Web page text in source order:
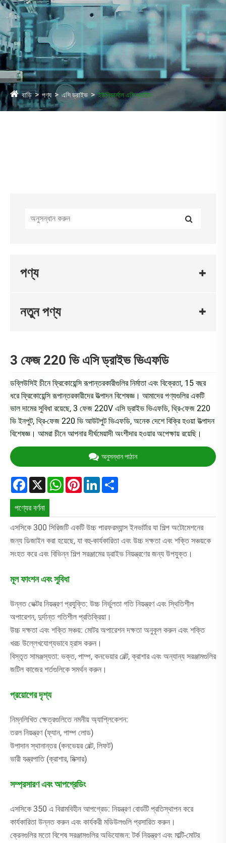
বাড়ি পণ্য এসি ড্রাইভ ইউনিভার্সাল এসি ড্রাইভ
পণ্য
নতুন পণ্য
3 ফেজ 220 ভি এসি ড্রাইভ ভিএফডি
ডব্লিউসিই চীনে ফ্রিকোয়েন্সি রূপান্তরকারীগুলির নির্মাতা এবং বিক্রেতা, 15 বছর
ধরে ফ্রিকোয়েন্সি রূপান্তরকারীদের উত্পাদন বিশেষজ্ঞ। আমাদের পণ্যগুলির একটি
ভাল দামের সুবিধা রয়েছে, 3 ফেজ 220V এসি ড্রাইভ ভিএফডি, থ্রি-ফেজ 220
ভি ইনপুট, থ্রি-ফেজ 220 ভি আউটপুট ভিএফডি, অনেক দেশে বিক্রি হওয়া উত্পাদন
বিশেষজ্ঞ। আমরা চীনে আপনার দীর্ঘমেয়াদী অংশীদার হওয়ার অপেক্ষায় রয়েছি।
অনুসন্ধান পাঠান
Facebook
X WhatsApp
PinterestLinkedIn
পণ্যের বর্ণনা
এসসিকে 300 সিরিজটি একটি উচ্চ পারফরম্যান্স ইনভার্টার যা শিল্প অটোমেশনের
জন্য ডিজাইন করা হয়েছে, যা বহু-কার্যকারিতা এবং উচ্চ দক্ষতা এবং শক্তি সঞ্চয়কে
সংহত করে এবং বিভিন্ন শিল্প সরঞ্জামের ড্রাইভ নিয়ন্ত্রণের জন্য উপযুক্ত।
মূল ফাংশন এবং সুবিধা
উন্নত ভেক্টর নিয়ন্ত্রণ প্রযুক্তি: উচ্চ নির্ভুলতা গতি নিয়ন্ত্রণ এবং স্থিতিশীল
অপারেশন, দুর্দান্ত গতিশীল প্রতিক্রিয়া।
উচ্চ দক্ষতা এবং শক্তি সঞ্চয়: মোটর অপারেশন দক্ষতা অনুকূল করুন এবং শক্তি
খরচ উল্লেখযোগ্যভাবে হ্রাস করুন।
বিস্তৃত সামঞ্জস্যতা: ভক্ত, পাম্প, কনভেয়ার বেল্ট, ক্রাশার এবং অন্যান্য সরঞ্জামগুলির
জটিল কাজের শর্তগুলিকে সমর্থন করুন।
প্রয়োগের দৃশ্য
নিম্নলিখিত ক্ষেত্রগুলিতে নমনীয় অ্যাপ্লিকেশন:
তরল নিয়ন্ত্রণ (ফ্যান, পাম্প লোড)
উপাদান স্থানান্তর (কনভেয়র বেল্ট, লিফট)
ভারী যন্ত্রপাতি (ক্রাশার, মিক্সার)
সম্প্রসারণ এবং আপগ্রেডিং
এসসিকে 350 এ বিরামবিহীন আপগ্রেড: নিয়ন্ত্রণ বোর্ডটি প্রতিস্থাপন করে
কার্যকারিতা উন্নত করুন এবং কার্যকরী মডিউলগুলি প্রসারিত করুন।
ক্রেনগুলির মতো বিশেষ সরঞ্জামগুলির অভিযোজন: টর্ক নিয়ন্ত্রণ এবং মাল্টি-মোটর